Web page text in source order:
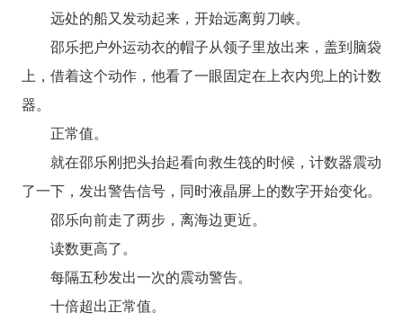
远处的船又发动起来，开始远离剪刀峡。
邵乐把户外运动衣的帽子从领子里放出来，盖到脑袋
上，借着这个动作，他看了一眼固定在上衣内兜上的计数
器。
正常值。
就在邵乐刚把头抬起看向救生筏的时候，计数器震动
了一下，发出警告信号，同时液晶屏上的数字开始变化。
邵乐向前走了两步，离海边更近。
读数更高了。
每隔五秒发出一次的震动警告。
十倍超出正常值。